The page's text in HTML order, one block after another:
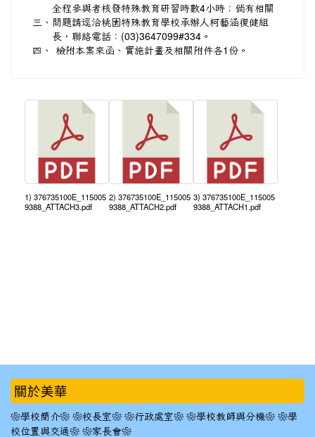
三、
全程參與者核發特殊教育研習時數4小時；倘有相關
問題請逕洽桃園特殊教育學校承辦人柯藝涵復健組
長，聯絡電話：(03)3647099#334。
四、 檢附本案來函、實施計畫及相關附件各1份。
1) 376735100E_115005
9388_ATTACH3.pdf
2) 376735100E_115005
9388_ATTACH2.pdf
3) 376735100E_115005
9388_ATTACH1.pdf
::: 關於美華
❀學校簡介❀ ❀校長室❀ ❀行政處室❀ ❀學校教師與分機❀ ❀學
校位置與交通❀ ❀家長會❀